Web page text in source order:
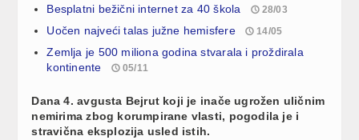
Besplatni bežični internet za 40 škola 28/03
Uočen najveći talas južne hemisfere 14/05
Zemlja je 500 miliona godina stvarala i proždirala
kontinente
05/11
Dana 4. avgusta Bejrut koji je inače ugrožen uličnim
nemirima zbog korumpirane vlasti, pogodila je i
stravična eksplozija usled istih.